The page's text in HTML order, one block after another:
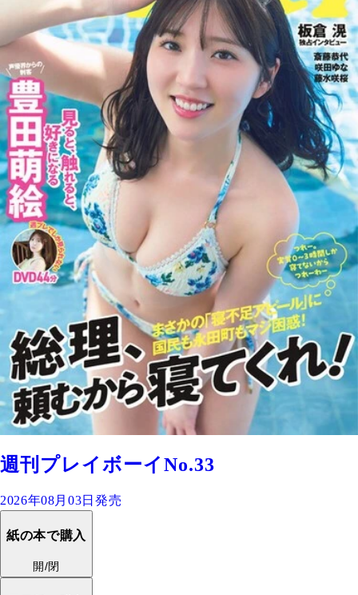
週刊プレイボーイNo.33
2026年08月03日発売
紙の本で購入
開/閉